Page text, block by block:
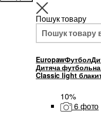
Пошук товару
EuropawФутбол
Дитяча
Classic light
10%
6 фото